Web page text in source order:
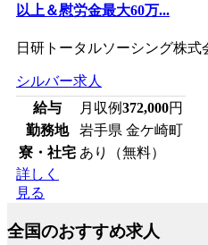
以上＆慰労金最大60万...
日研トータルソーシング株
シルバー求人
給与
月収例372,000円
勤務地
岩手県 金ケ崎町
寮・社宅 あり（無料）
詳しく
見る
全国のおすすめ求人